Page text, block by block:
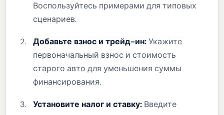
Воспользуйтесь примерами для типовых
сценариев.
Добавьте взнос и трейд-ин:Укажите
первоначальный взнос и стоимость
старого авто для уменьшения суммы
финансирования.
Установите налог и ставку: Введите